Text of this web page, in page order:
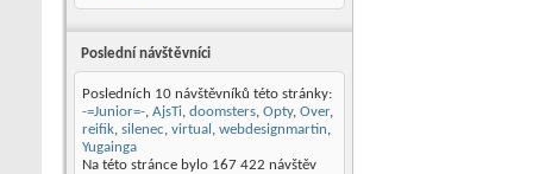
Poslední návštěvníci
Posledních 10 návštěvníků této stránky:
-=Junior=-, AjsTi, doomsters, Opty, Over,
reifik, silenec, virtual , webdesignmartin,
Yugainga
Na této stránce bylo 167 422 návštěv